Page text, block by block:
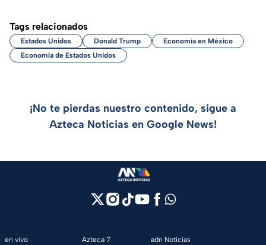
Tags relacionados
Estados Unidos Donald Trump
Economía en México
Economía de Estados Unidos
¡No te pierdas nuestro contenido, sigue a
Azteca Noticias en Google News!
en vivo
Azteca 7
adn Noticias